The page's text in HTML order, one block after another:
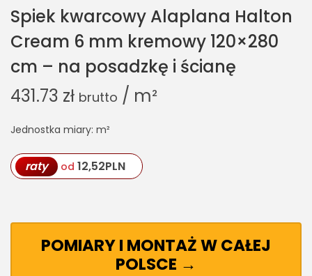
Spiek kwarcowy Alaplana Halton
Cream 6 mm kremowy 120×280
cm – na posadzkę i ścianę
431.73 zł brutto / m²
Jednostka miary: m²
raty od 12,52PLN
POMIARY I MONTAŻ W CAŁEJ
POLSCE →